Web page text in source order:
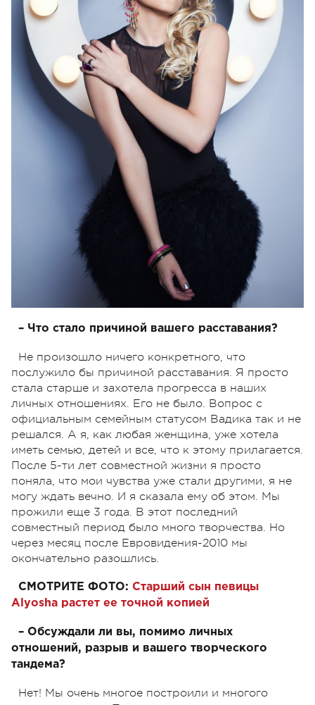
– Что стало причиной вашего расставания?
Не произошло ничего конкретного, что
послужило бы причиной расставания. Я просто
стала старше и захотела прогресса в наших
личных отношениях. Его не было. Вопрос с
официальным семейным статусом Вадика так и не
решался. А я, как любая женщина, уже хотела
иметь семью, детей и все, что к этому прилагается.
После 5-ти лет совместной жизни я просто
поняла, что мои чувства уже стали другими, я не
могу ждать вечно. И я сказала ему об этом. Мы
прожили еще 3 года. В этот последний
совместный период было много творчества. Но
через месяц после Евровидения-2010 мы
окончательно разошлись.
СМОТРИТЕ ФОТО: Старший сын певицы
Alyosha растет ее точной копией
– Обсуждали ли вы, помимо личных
отношений, разрыв и вашего творческого
тандема?
Нет! Мы очень многое построили и многого